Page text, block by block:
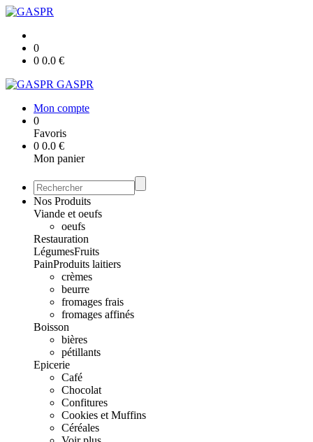
0
0 0.0 €
GASPR
Mon compte
0
Favoris
0 0.0 €
Mon panier
Nos Produits
Viande et oeufs
oeufs
Restauration
LégumesFruits
PainProduits laitiers
crèmes
beurre
fromages frais
fromages affinés
Boisson
bières
pétillants
Epicerie
Café
Chocolat
Confitures
Cookies et Muffins
Céréales